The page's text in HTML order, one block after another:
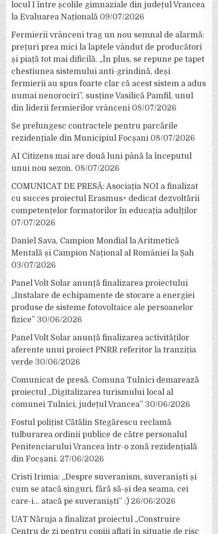
locul I între școlile gimnaziale din județul Vrancea
la Evaluarea Națională 09/07/2026
Fermierii vrânceni trag un nou semnal de alarmă:
prețuri prea mici la laptele vândut de producători
și piață tot mai dificilă. „În plus, se repune pe tapet
chestiunea sistemului anti-grindină, deși
fermierii au spus foarte clar că acest sistem a adus
numai nenorociri”, susține Vasilică Pamfil, unul
din liderii fermierilor vrânceni 08/07/2026
Se prelungesc contractele pentru parcările
rezidențiale din Municipiul Focșani 08/07/2026
AI Citizens mai are două luni până la începutul
unui nou sezon. 08/07/2026
COMUNICAT DE PRESĂ: Asociația NOI a finalizat
cu succes proiectul Erasmus+ dedicat dezvoltării
competențelor formatorilor în educația adulților
07/07/2026
Daniel Sava, Campion Mondial la Aritmetică
Mentală și Campion Național al României la Șah
03/07/2026
Panel Volt Solar anunță finalizarea proiectului
„Instalare de echipamente de stocare a energiei
produse de sisteme fotovoltaice ale persoanelor
fizice” 30/06/2026
Panel Volt Solar anunță finalizarea activităților
aferente unui proiect PNRR referitor la tranziția
verde 30/06/2026
Comunicat de presă. Comuna Tulnici demarează
proiectul „Digitalizarea turismului local al
comunei Tulnici, județul Vrancea” 30/06/2026
Fostul polițist Cătălin Stegărescu reclamă
tulburarea ordinii publice de către personalul
Penitenciarului Vrancea într-o zonă rezidențială
din Focșani. 27/06/2026
Cristi Irimia: „Despre suveranism, suveraniști și
cum se atacă singuri, fără să-și dea seama, cei
care-i… atacă pe suveraniști” :) 26/06/2026
UAT Năruja a finalizat proiectul „Construire
Centru de zi pentru copiii aflați în situație de risc